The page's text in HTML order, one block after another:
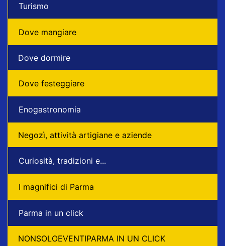
Turismo
Dove mangiare
Dove dormire
Dove festeggiare
Enogastronomia
Negozì, attività artigiane e aziende
Curiosità, tradizioni e...
I magnifici di Parma
Parma in un click
NONSOLOEVENTIPARMA IN UN CLICK